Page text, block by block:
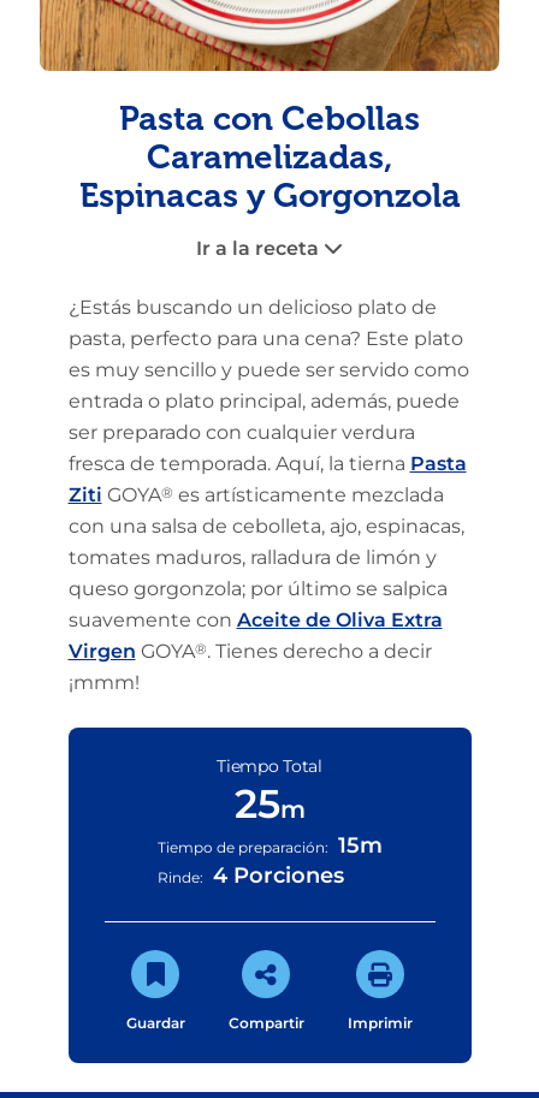
Pasta con Cebollas
Caramelizadas,
Espinacas y Gorgonzola
Ir a la receta
¿Estás buscando un delicioso plato de
pasta, perfecto para una cena? Este plato
es muy sencillo y puede ser servido como
entrada o plato principal, además, puede
ser preparado con cualquier verdura
fresca de temporada. Aquí, la tierna Pasta
Ziti GOYA® es artísticamente mezclada
con una salsa de cebolleta, ajo, espinacas,
tomates maduros, ralladura de limón y
queso gorgonzola; por último se salpica
suavemente con Aceite de Oliva Extra
Virgen GOYA®. Tienes derecho a decir
¡mmm!
Tiempo Total
25m
Tiempo de preparación: 15m
Rinde: 4 Porciones
Guardar Compartir Imprimir